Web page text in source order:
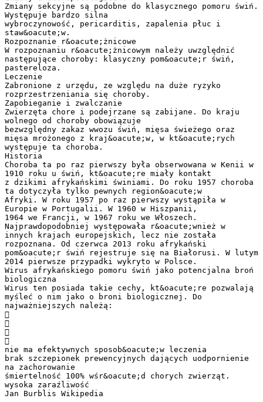
Zmiany sekcyjne są podobne do klasycznego pomoru świń.
Występuje bardzo silna
wybroczynowość, pericarditis, zapalenia płuc i
staw&oacute;w.
Rozpoznanie r&oacute;żnicowe
W rozpoznaniu r&oacute;żnicowym należy uwzględnić
następujące choroby: klasyczny pom&oacute;r świń,
pastereloza.
Leczenie
Zabronione z urzędu, ze względu na duże ryzyko
rozprzestrzeniania się choroby.
Zapobieganie i zwalczanie
Zwierzęta chore i podejrzane są zabijane. Do kraju
wolnego od choroby obowiązuje
bezwzględny zakaz wwozu świń, mięsa świeżego oraz
mięsa mrożonego z kraj&oacute;w, w kt&oacute;rych
występuje ta choroba.
Historia
Choroba ta po raz pierwszy była obserwowana w Kenii w
1910 roku u świń, kt&oacute;re miały kontakt
z dzikimi afrykańskimi świniami. Do roku 1957 choroba
ta dotyczyła tylko pewnych region&oacute;w
Afryki. W roku 1957 po raz pierwszy wystąpiła w
Europie w Portugalii. W 1960 w Hiszpanii,
1964 we Francji, w 1967 roku we Włoszech.
Najprawdopodobniej występowała r&oacute;wnież w
innych krajach europejskich, lecz nie została
rozpoznana. Od czerwca 2013 roku afrykański
pom&oacute;r świń rejestruje się na Białorusi. W lutym
2014 pierwsze przypadki wykryto w Polsce.
Wirus afrykańskiego pomoru świń jako potencjalna broń
biologiczna
Wirus ten posiada takie cechy, kt&oacute;re pozwalają
myśleć o nim jako o broni biologicznej. Do
najważniejszych należą:




nie ma efektywnych sposob&oacute;w leczenia
brak szczepionek prewencyjnych dających uodpornienie
na zachorowanie
śmiertelność 100% wśr&oacute;d chorych zwierząt.
wysoka zaraźliwość